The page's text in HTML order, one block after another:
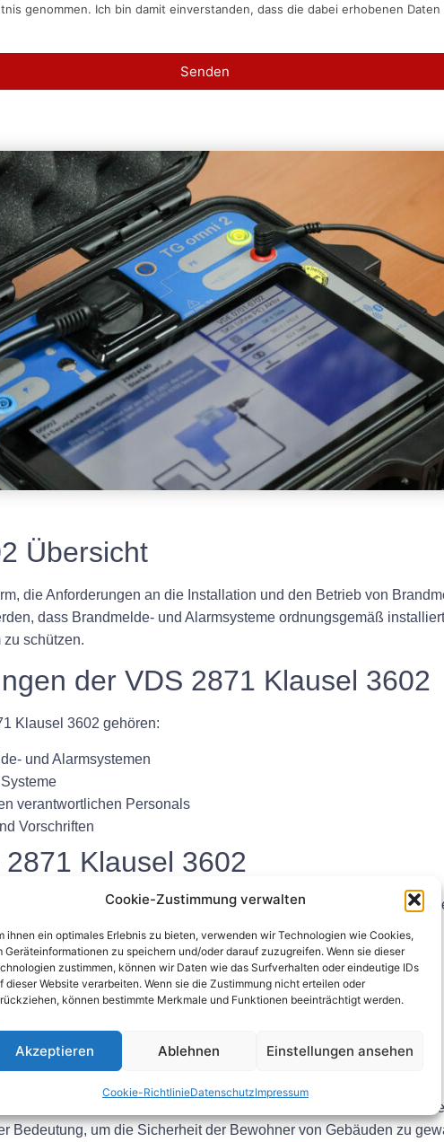
Cookie-Zustimmung verwalten
ihnen ein optimales Erlebnis zu bieten, verwenden wir Technologien wie Cookies,
Geräteinformationen zu speichern und/oder darauf zuzugreifen. Wenn sie dieser
zustimmen, können wir Daten wie das Surfverhalten oder eindeutige IDs
dieser Website verarbeiten. Wenn sie die Zustimmung nicht erteilen oder
können bestimmte Merkmale und Funktionen beeinträchtigt werden.
Akzeptieren Ablehnen Einstellungen ansehen
Cookie-RichtlinieDatenschutzImpressum
genommen. Ich bin damit einverstanden, dass die dabei erhobenen
Senden
Übersicht
die Anforderungen an die Installation und den Betrieb von
dass Brandmelde- und Alarmsysteme ordnungsgemäß
schützen.
der VDS 2871 Klausel 3602
Klausel 3602 gehören:
und Alarmsystemen
verantwortlichen Personals
Vorschriften
Klausel 3602
2871 Klausel 3602 hat mehrere Auswirkungen für
gehören:
im Brandfall
durch Brände
Bauvorschriften
und Risikomanagement
die Anforderungen an die Installation und den Betrieb von
Bedeutung, um die Sicherheit der Bewohner von Gebäuden zu